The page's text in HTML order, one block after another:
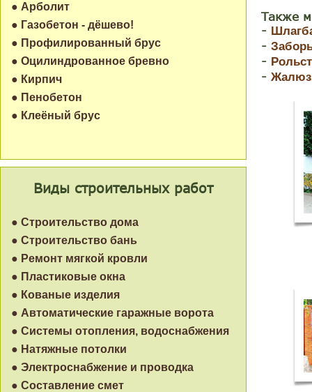
Виды строительных работ
● Строительство дома
● Строительство бань
● Ремонт мягкой кровли
● Пластиковые окна
● Кованые изделия
● Автоматические гаражные ворота
● Системы отопления, водоснабжения
● Натяжные потолки
● Электроснабжение и проводка
● Составление смет
● Арболит
● Газобетон - дёшево!
● Профилированный брус
● Оцилиндрованное бревно
● Кирпич
● Пенобетон
● Клеёный брус
Также
-
-
-
-